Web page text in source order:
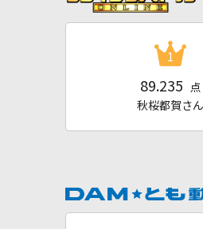
1
89.235
点
秋桜都賀さん